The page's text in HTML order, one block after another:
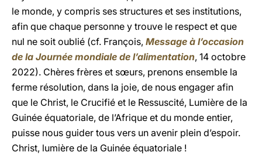
le monde, y compris ses structures et ses institutions,
afin que chaque personne y trouve le respect et que
nul ne soit oublié (cf. François, Message à l’occasion
de la Journée mondiale de l’alimentation, 14 octobre
2022). Chères frères et sœurs, prenons ensemble la
ferme résolution, dans la joie, de nous engager afin
que le Christ, le Crucifié et le Ressuscité, Lumière de la
Guinée équatoriale, de l’Afrique et du monde entier,
puisse nous guider tous vers un avenir plein d’espoir.
Christ, lumière de la Guinée équatoriale !